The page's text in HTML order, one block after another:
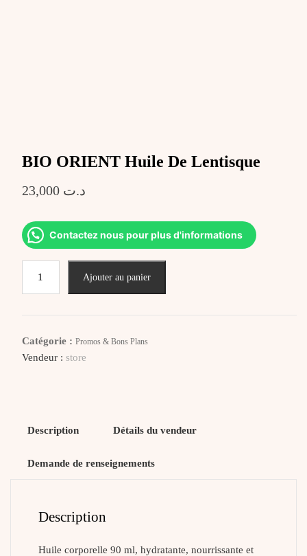
BIO ORIENT Huile De Lentisque
د.ت 23,000
Contactez nous pour plus d'informations
Ajouter au panier
Catégorie : Promos & Bons Plans
Vendeur : store
Description Détails du vendeur
Demande de renseignements
Description
Huile corporelle 90 ml, hydratante, nourrissante et